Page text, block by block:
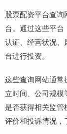
股票配资平台查
台。通过这些平
认证、经营状况
台进行投资。
这些查询网站通
立时间、公司规
是否获得相关监
评价和投诉情况，